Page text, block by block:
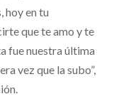
hoy en tu
que te amo y te
fue nuestra última
vez que la subo”,